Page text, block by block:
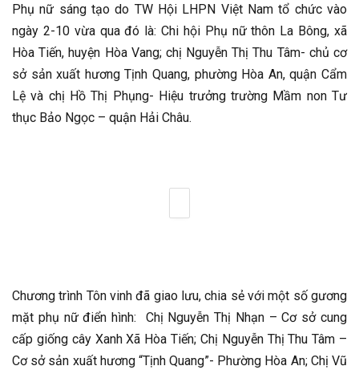
Phụ nữ sáng tạo do TW Hội LHPN Việt Nam tổ chức vào
ngày 2-10 vừa qua đó là: Chi hội Phụ nữ thôn La Bông, xã
Hòa Tiến, huyện Hòa Vang; chị Nguyễn Thị Thu Tâm- chủ cơ
sở sản xuất hương Tịnh Quang, phường Hòa An, quận Cẩm
Lệ và chị Hồ Thị Phụng- Hiệu trưởng trường Mầm non Tư
thục Bảo Ngọc – quận Hải Châu.
Chương trình Tôn vinh đã giao lưu, chia sẻ với một số gương
mặt phụ nữ điển hình: Chị Nguyễn Thị Nhạn – Cơ sở cung
cấp giống cây Xanh Xã Hòa Tiến; Chị Nguyễn Thị Thu Tâm –
Cơ sở sản xuất hương “Tịnh Quang”- Phường Hòa An; Chị Vũ